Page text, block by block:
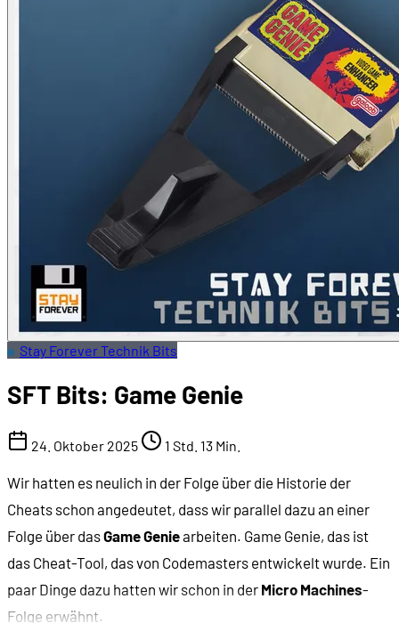
Stay Forever Technik Bits
SFT Bits: Game Genie
24. Oktober 2025 1 Std. 13 Min.
Wir hatten es neulich in der Folge über die Historie der
Cheats schon angedeutet, dass wir parallel dazu an einer
Folge über dasGame Geniearbeiten. Game Genie, das ist
das Cheat-Tool, das von Codemasters entwickelt wurde. Ein
paar Dinge dazu hatten wir schon in der Micro Machines-
Folge erwähnt.